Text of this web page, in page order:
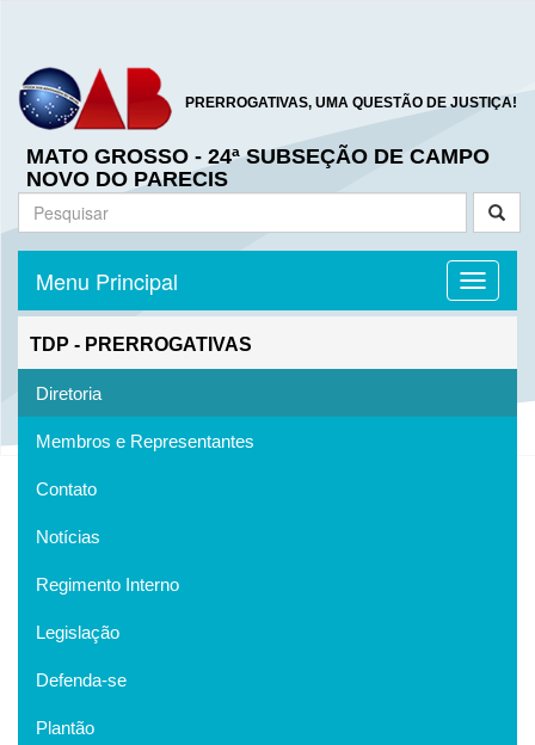
PRERROGATIVAS, UMA QUESTÃO DE JUSTIÇA!
MATO GROSSO - 24ª SUBSEÇÃO DE CAMPO
NOVO DO PARECIS
Toggle
Menu Principal
TDP - PRERROGATIVAS
Diretoria
Membros e Representantes
Contato
Notícias
Regimento Interno
Legislação
Defenda-se
Plantão